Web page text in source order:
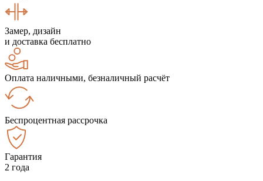
Замер, дизайн
и доставка бесплатно
Оплата наличными, безналичный расчёт
Беспроцентная рассрочка
Гарантия
2 года